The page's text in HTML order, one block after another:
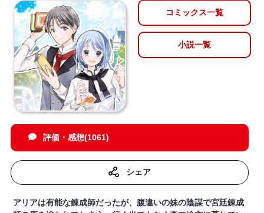
コミックス一覧
小説一覧
評価・感想(1061)
シェア
アリアは有能な錬成師だったが、腹違いの妹の陰謀で宮廷錬成